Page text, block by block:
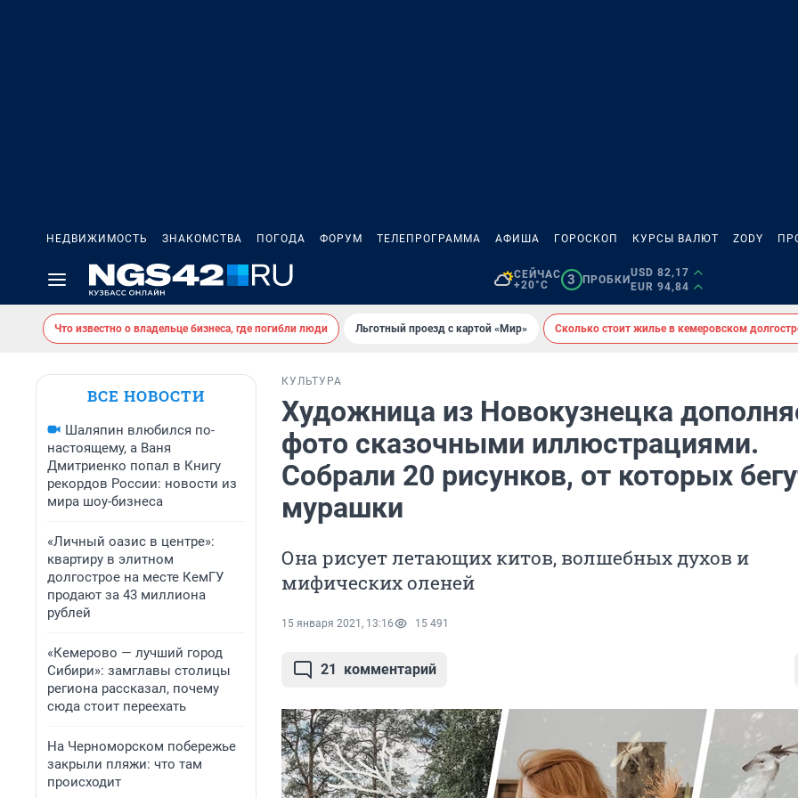
НЕДВИЖИМОСТЬ ЗНАКОМСТВА ПОГОДА ФОРУМ ТЕЛЕПРОГРАММА АФИША ГОРОСКОП КУРСЫ ВАЛЮТ ZODY
СЕЙЧАС
+20°C
3 ПРОБКИ
USD 82,17
EUR 94,84
Что известно о владельце бизнеса, где погибли люди Льготный проезд с картой «Мир» Сколько стоит жилье в кемеровском
ВСЕ НОВОСТИ
Шаляпин влюбился по-
настоящему, а Ваня
Дмитриенко попал в Книгу
рекордов России: новости из
мира шоу-бизнеса
«Личный оазис в центре»:
квартиру в элитном
долгострое на месте КемГУ
продают за 43 миллиона
рублей
«Кемерово — лучший город
Сибири»: замглавы столицы
региона рассказал, почему
сюда стоит переехать
На Черноморском побережье
закрыли пляжи: что там
происходит
КУЛЬТУРА
Художница из Новокузнецка
фото сказочными иллюстрациями.
Собрали 20 рисунков, от которых
мурашки
Она рисует летающих китов, волшебных духов и
мифических оленей
15 января 2021, 13:16 15 491
21 комментарий